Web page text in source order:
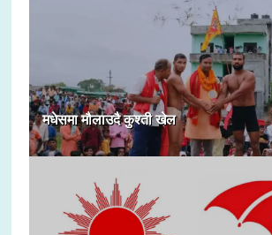
मधेसमा मौलाउदै कुश्ती खेल